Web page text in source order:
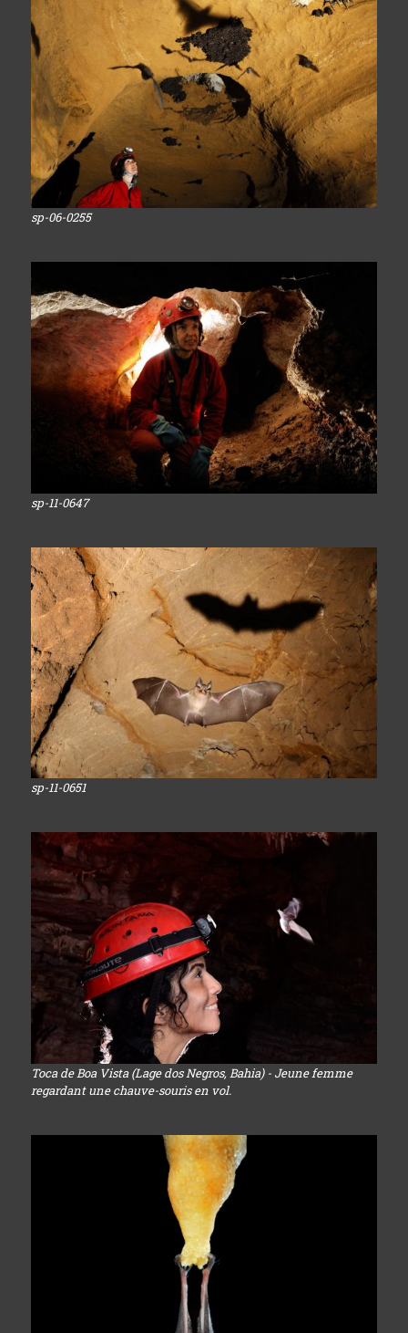
sp-06-0255
sp-11-0647
sp-11-0651
Toca de Boa Vista (Lage dos Negros, Bahia) - Jeune femme
regardant une chauve-souris en vol.